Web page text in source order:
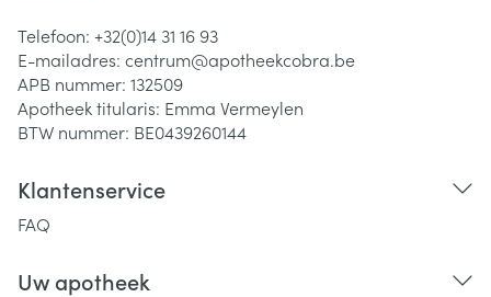
Telefoon: +32(0)14 31 16 93
E-mailadres: centrum@apotheekcobra.be
APB nummer: 132509
Apotheek titularis: Emma Vermeylen
BTW nummer: BE0439260144
Klantenservice
FAQ
Uw apotheek